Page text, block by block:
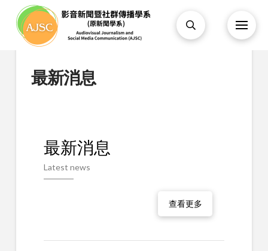
最新消息
最新消息
Latest news
查看更多